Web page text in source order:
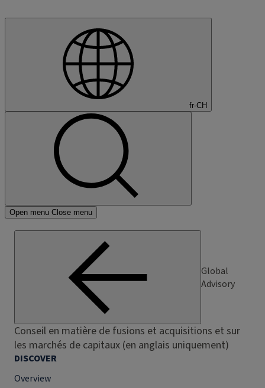
fr-CH
Open menu Close menu
Global
Advisory
Conseil en matière de fusions et acquisitions et sur
les marchés de capitaux (en anglais uniquement)
DISCOVER
Overview